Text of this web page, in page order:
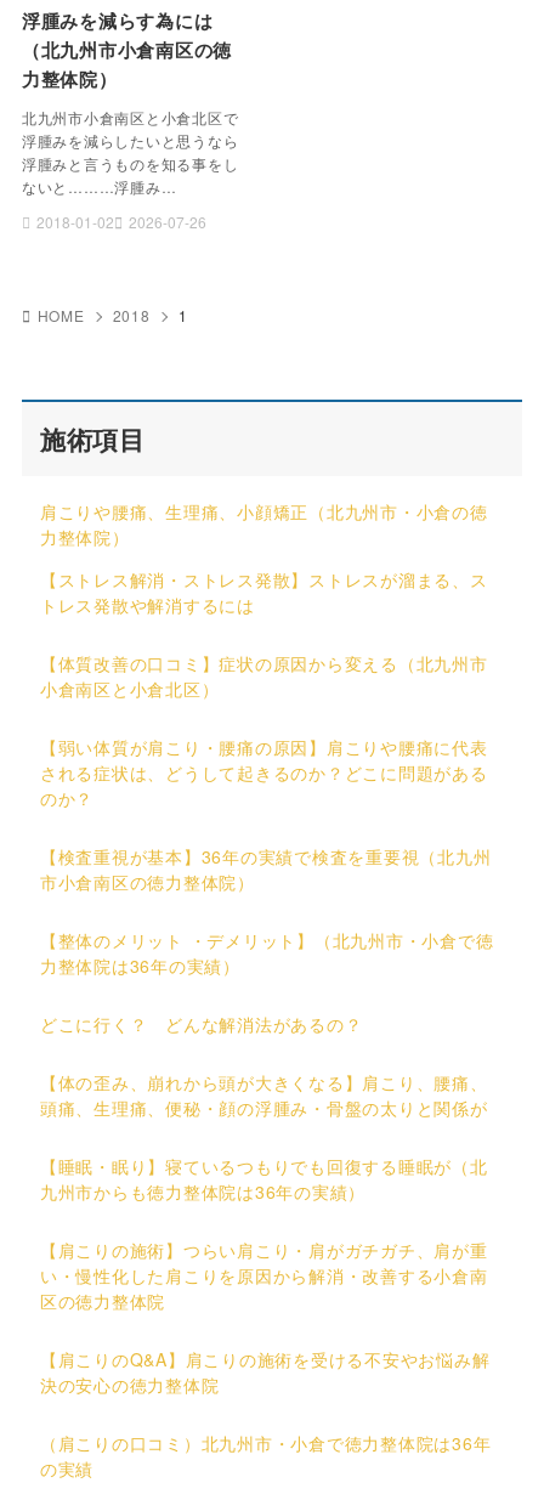
浮腫みを減らす為には
（北九州市小倉南区の徳
力整体院）
北九州市小倉南区と小倉北区で
浮腫みを減らしたいと思うなら
浮腫みと言うものを知る事をし
ないと………浮腫み…
2018-01-02
2026-07-26
HOME 2018 1
施術項目
肩こりや腰痛、生理痛、小顔矯正（北九州市・小倉の徳
力整体院）
【ストレス解消・ストレス発散】ストレスが溜まる、ス
トレス発散や解消するには
【体質改善の口コミ】症状の原因から変える（北九州市
小倉南区と小倉北区）
【弱い体質が肩こり・腰痛の原因】肩こりや腰痛に代表
される症状は、どうして起きるのか？どこに問題がある
のか？
【検査重視が基本】36年の実績で検査を重要視（北九州
市小倉南区の徳力整体院）
【整体のメリット ・デメリット】（北九州市・小倉で徳
力整体院は36年の実績）
どこに行く？ どんな解消法があるの？
【体の歪み、崩れから頭が大きくなる】肩こり、腰痛、
頭痛、生理痛、便秘・顔の浮腫み・骨盤の太りと関係が
【睡眠・眠り】寝ているつもりでも回復する睡眠が（北
九州市からも徳力整体院は36年の実績）
【肩こりの施術】つらい肩こり・肩がガチガチ、肩が重
い・慢性化した肩こりを原因から解消・改善する小倉南
区の徳力整体院
【肩こりのQ&A】肩こりの施術を受ける不安やお悩み解
決の安心の徳力整体院
（肩こりの口コミ）北九州市・小倉で徳力整体院は36年
の実績